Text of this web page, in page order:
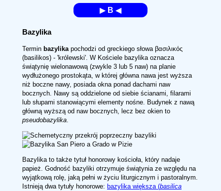
▶ B ◀
Bazylika
Termin bazylikapochodzi od greckiego słowa βασιλικός
(basilikos) - 'królewski'. W Kościele bazylika oznacza
świątynię wielonawową (zwykle 3 lub 5 naw) na planie
wydłużonego prostokąta, w której główna nawa jest wyższa
niż boczne nawy, posiada okna ponad dachami naw
bocznych. Nawy są oddzielone od siebie ścianami, filarami
lub słupami stanowiącymi elementy nośne. Budynek z nawą
główną wyższą od naw bocznych, lecz bez okien to
pseudobazylika.
Bazylika to także tytuł honorowy kościoła, który nadaje
papież. Godność bazyliki otrzymuje świątynia ze względu na
wyjątkową rolę, jaką pełni w życiu liturgicznym i pastoralnym.
Istnieją dwa tytuły honorowe: bazylika większa (basilica